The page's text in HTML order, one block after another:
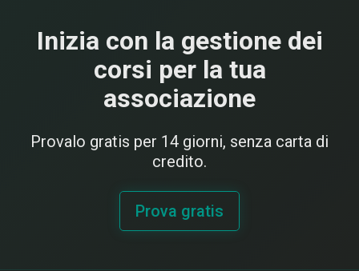
Inizia con la gestione dei
corsi per la tua
associazione
Provalo gratis per 14 giorni, senza carta di
credito.
Prova gratis